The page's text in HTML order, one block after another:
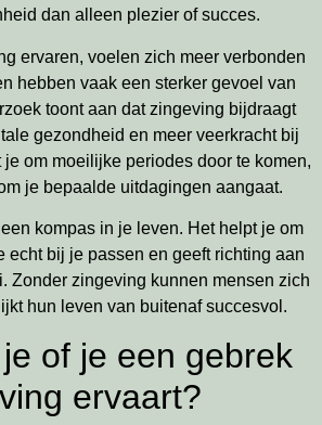
dan alleen plezier of succes.
ervaren, voelen zich meer verbonden
hebben vaak een sterker gevoel van
toont aan dat zingeving bijdraagt
gezondheid en meer veerkracht bij
om moeilijke periodes door te komen,
je bepaalde uitdagingen aangaat.
kompas in je leven. Het helpt je om
echt bij je passen en geeft richting aan
Zonder zingeving kunnen mensen zich
hun leven van buitenaf succesvol.
of je een gebrek
ervaart?